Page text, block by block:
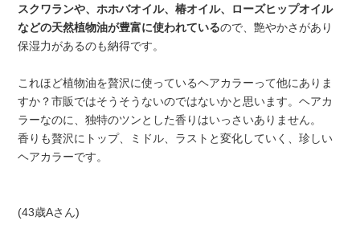
スクワランや、ホホバオイル、椿オイル、ローズヒップオイル
などの天然植物油が豊富に使われているので、艶やかさがあり
保湿力があるのも納得です。
これほど植物油を贅沢に使っているヘアカラーって他にありま
すか？市販ではそうそうないのではないかと思います。ヘアカ
ラーなのに、独特のツンとした香りはいっさいありません。
香りも贅沢にトップ、ミドル、ラストと変化していく、珍しい
ヘアカラーです。
(43歳Aさん)